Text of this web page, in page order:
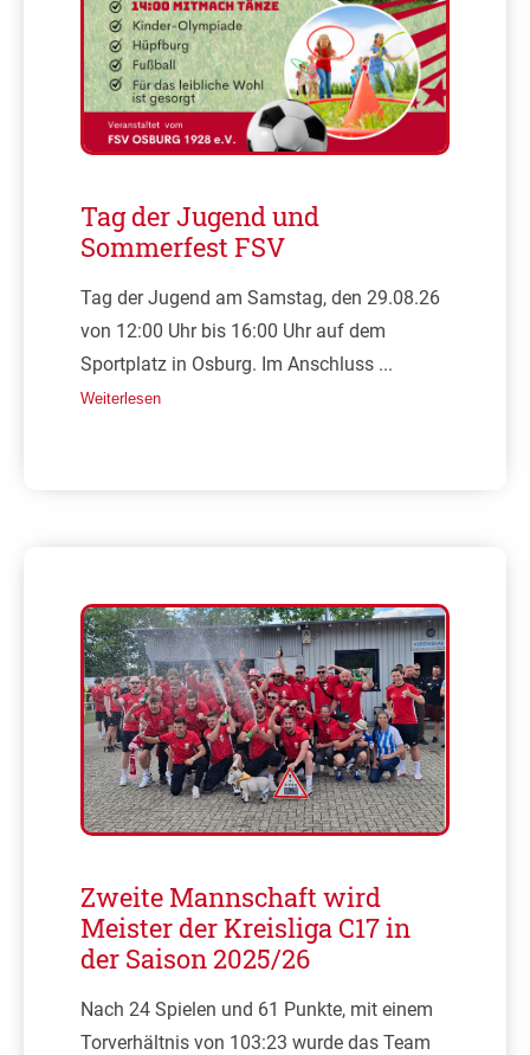
Tag der Jugend und
Sommerfest FSV
Tag der Jugend am Samstag, den 29.08.26
von 12:00 Uhr bis 16:00 Uhr auf dem
Sportplatz in Osburg. Im Anschluss ...
Weiterlesen
Zweite Mannschaft wird
Meister der Kreisliga C17 in
der Saison 2025/26
Nach 24 Spielen und 61 Punkte, mit einem
Torverhältnis von 103:23 wurde das Team